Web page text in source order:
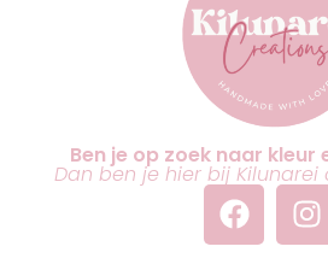
Ben je op zoek naar
Dan ben je hier bij Kilunarei